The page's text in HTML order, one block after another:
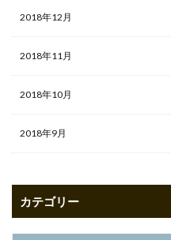
2018年12月
2018年11月
2018年10月
2018年9月
カテゴリー